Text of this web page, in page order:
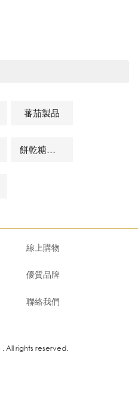
蕃茄製品
餅乾糖果類
線上購物
優質品牌
聯絡我們
All rights reserved.